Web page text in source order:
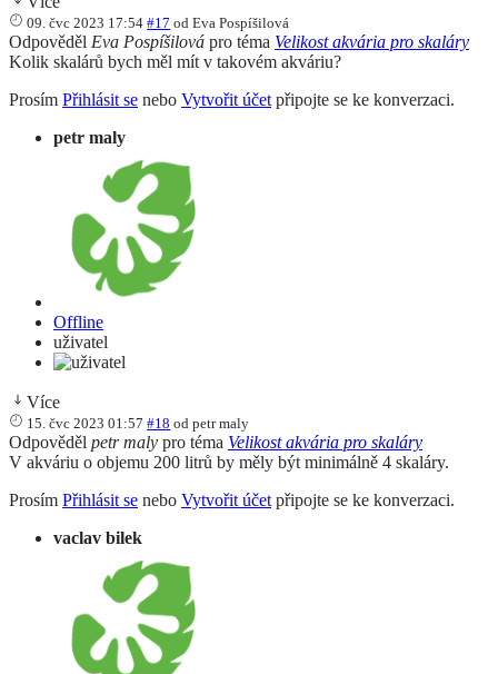
09. čvc 2023 17:54 #17 odEva Pospíšilová
Odpověděl Eva Pospíšilová pro téma Velikost akvária pro skaláry
Kolik skalárů bych měl mít v takovém akváriu?
Prosím Přihlásit se nebo Vytvořit účet připojte se ke konverzaci.
petr maly
Offline
uživatel
Více
15. čvc 2023 01:57 #18 odpetr maly
Odpověděl petr maly pro téma Velikost akvária pro skaláry
V akváriu o objemu 200 litrů by měly být minimálně 4 skaláry.
Prosím Přihlásit se nebo Vytvořit účet připojte se ke konverzaci.
vaclav bilek